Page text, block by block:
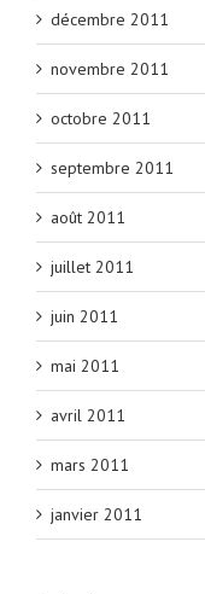
décembre 2011
novembre 2011
octobre 2011
septembre 2011
août 2011
juillet 2011
juin 2011
mai 2011
avril 2011
mars 2011
janvier 2011